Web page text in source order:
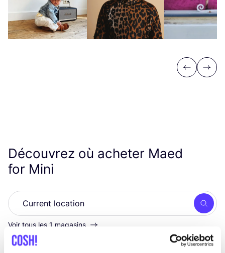
Previous
Next
Découvrez où acheter Maed
for Mini
Voir tous les 1 magasins